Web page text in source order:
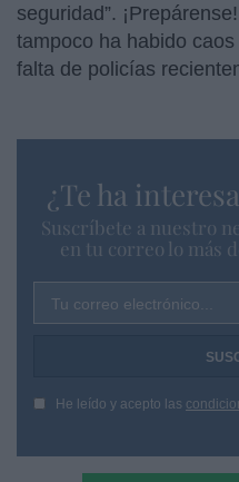
seguridad”.
tampoco ha habido
falta de policías
¿Te ha
Suscríbete a nuestro
en tu correo lo más
Tu correo electrónico...
He leído y acepto las